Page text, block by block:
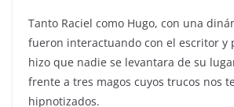
Tanto Raciel como Hugo, con una
fueron interactuando con el escritor y
hizo que nadie se levantara de su
frente a tres magos cuyos trucos nos
hipnotizados.